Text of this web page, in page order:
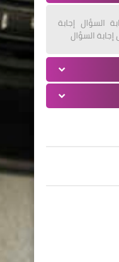
السؤال إجابة
إجابة السؤال